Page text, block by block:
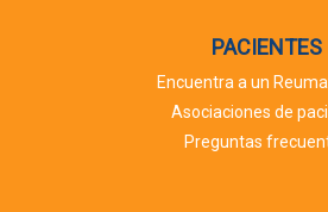
PACIENTES
Encuentra a un
Asociaciones de
Preguntas